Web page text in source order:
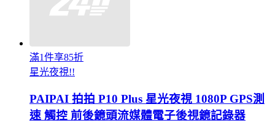
滿1件享85折
星光夜視!!
PAIPAI 拍拍 P10 Plus 星光夜視 1080P GPS測
速 觸控 前後鏡頭流媒體電子後視鏡記錄器